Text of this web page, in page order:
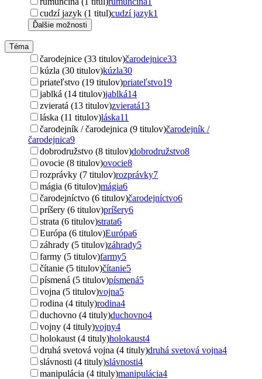
cudzí jazyk (1 titul)cudzí jazyk1
Ďalšie možnosti
Téma
čarodejnice (33 titulov)čarodejnice33
kúzla (30 titulov)kúzla30
priateľstvo (19 titulov)priateľstvo19
jablká (14 titulov)jablká14
zvieratá (13 titulov)zvieratá13
láska (11 titulov)láska11
čarodejník / čarodejnica (9 titulov)čarodejník /
čarodejnica9
dobrodružstvo (8 titulov)dobrodružstvo8
ovocie (8 titulov)ovocie8
rozprávky (7 titulov)rozprávky7
mágia (6 titulov)mágia6
čarodejníctvo (6 titulov)čarodejníctvo6
príšery (6 titulov)príšery6
strata (6 titulov)strata6
Európa (6 titulov)Európa6
záhrady (5 titulov)záhrady5
farmy (5 titulov)farmy5
čítanie (5 titulov)čítanie5
písmená (5 titulov)písmená5
vojna (5 titulov)vojna5
rodina (4 tituly)rodina4
duchovno (4 tituly)duchovno4
vojny (4 tituly)vojny4
holokaust (4 tituly)holokaust4
druhá svetová vojna (4 tituly)druhá svetová vojna4
slávnosti (4 tituly)slávnosti4
manipulácia (4 tituly)manipulácia4